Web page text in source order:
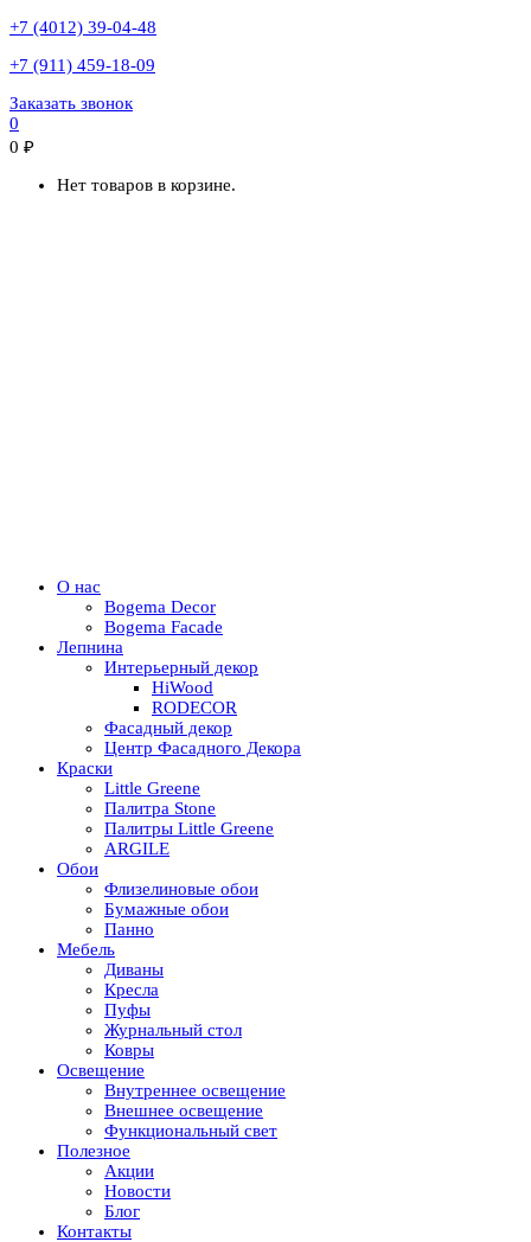
+7 (4012) 39-04-48
+7 (911) 459-18-09
Заказать звонок
0
0 ₽
Нет товаров в корзине.
О нас
Bogema Decor
Bogema Facade
Лепнина
Интерьерный декор
HiWood
RODECOR
Фасадный декор
Центр Фасадного Декора
Краски
Little Greene
Палитра Stone
Палитры Little Greene
ARGILE
Обои
Флизелиновые обои
Бумажные обои
Панно
Мебель
Диваны
Кресла
Пуфы
Журнальный стол
Ковры
Освещение
Внутреннее освещение
Внешнее освещение
Функциональный свет
Полезное
Акции
Новости
Блог
Контакты